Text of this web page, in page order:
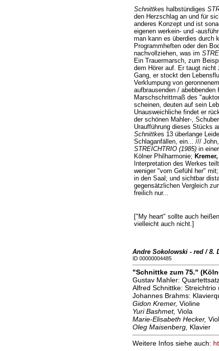
Schnittkes halbstündiges
den Herzschlag an und für
anderes Konzept und ist
eigenen werkein- und -
man kann es überdies durch
Programmheften oder den
nachvollziehen, was im
Ein Trauermarsch, zum
dem Hörer auf. Er taugt
Gang, er stockt den
Verklumpung von
aufbrausenden /
Marschschrittmaß des
scheinen, deuten auf sein
Unausweichliche findet er
der schönen Mahler-,
Uraufführung dieses Stücks
Schnittkes 13 überlange
Schlaganfällen, ein... ///
STREICHTRIO (1985)in einer
Kölner Philharmonie;
Interpretation des Werkes
weniger "vom Gefühl her"
in den Saal; und sichtbar
gegensätzlichen Vergleich
freilich nur...
["My heart" sollte auch
vielleicht auch nicht.]
Andre Sokolowski - red / 8.
ID 00000004485
"Schnittke zum 75."
Gustav Mahler:
Alfred Schnittke: Streichtrio
Johannes Brahms:
Gidon Kremer, Violine
Yuri Bashmet, Viola
Marie-Elisabeth Hecker,
Oleg Maisenberg, Klavier
Weitere Infos siehe auch: